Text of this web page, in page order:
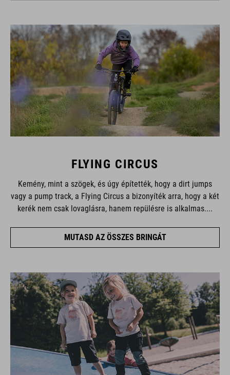
FLYING CIRCUS
Kemény, mint a szögek, és úgy építették, hogy a dirt jumps
vagy a pump track, a Flying Circus a bizonyíték arra, hogy a két
kerék nem csak lovaglásra, hanem repülésre is alkalmas....
MUTASD AZ ÖSSZES BRINGÁT